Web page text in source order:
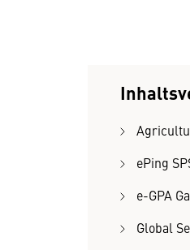
ePing
e-GPA
Global